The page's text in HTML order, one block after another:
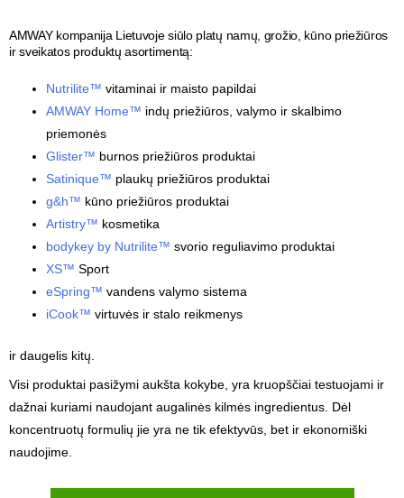
AMWAY kompanija Lietuvoje siūlo platų namų, grožio, kūno priežiūros
ir sveikatos produktų asortimentą:
Nutrilite™ vitaminai ir maisto papildai
AMWAY Home™ indų priežiūros, valymo ir skalbimo
priemonės
Glister™ burnos priežiūros produktai
Satinique™ plaukų priežiūros produktai
g&h™ kūno priežiūros produktai
Artistry™ kosmetika
bodykey by Nutrilite™ svorio reguliavimo produktai
XS™ Sport
eSpring™ vandens valymo sistema
iCook™ virtuvės ir stalo reikmenys
ir daugelis kitų.
Visi produktai pasižymi aukšta kokybe, yra kruopščiai testuojami ir
dažnai kuriami naudojant augalinės kilmės ingredientus. Dėl
koncentruotų formulių jie yra ne tik efektyvūs, bet ir ekonomiški
naudojime.